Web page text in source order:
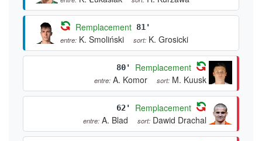
Remplacement 81'
entre: K. Smoliński sort: K. Grosicki
80' Remplacement
entre: A. Komor sort: M. Kuusk
62' Remplacement
entre: A. Blad sort: Dawid Drachal